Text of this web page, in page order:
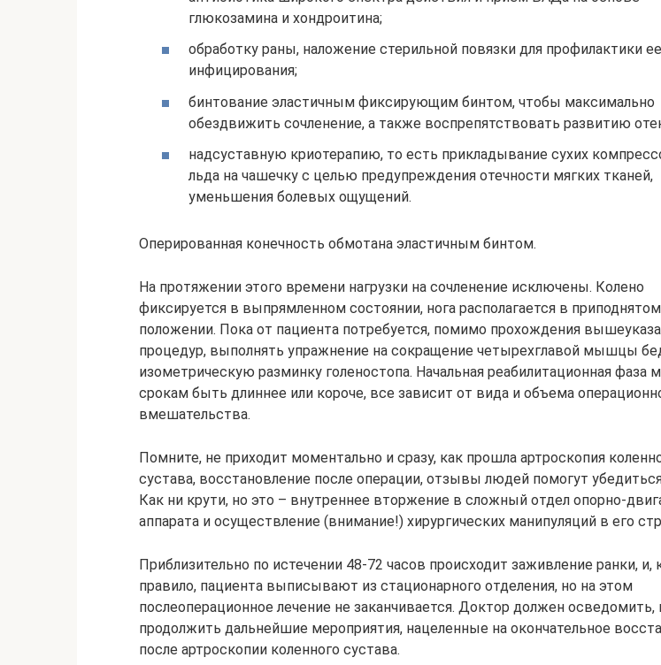
глюкозамина и хондроитина;
обработку раны, наложение стерильной повязки для профилактики ее
инфицирования;
бинтование эластичным фиксирующим бинтом, чтобы максимально
обездвижить сочленение, а также воспрепятствовать развитию
надсуставную криотерапию, то есть прикладывание сухих
льда на чашечку с целью предупреждения отечности мягких тканей,
уменьшения болевых ощущений.
Оперированная конечность обмотана эластичным бинтом.
На протяжении этого времени нагрузки на сочленение исключены. Колено
фиксируется в выпрямленном состоянии, нога располагается в приподнятом
положении. Пока от пациента потребуется, помимо прохождения
процедур, выполнять упражнение на сокращение четырехглавой мышцы
изометрическую разминку голеностопа. Начальная реабилитационная фаза
срокам быть длиннее или короче, все зависит от вида и объема
вмешательства.
Помните, не приходит моментально и сразу, как прошла артроскопия
сустава, восстановление после операции, отзывы людей помогут
Как ни крути, но это – внутреннее вторжение в сложный отдел опорно-
аппарата и осуществление (внимание!) хирургических манипуляций в его
Приблизительно по истечении 48-72 часов происходит заживление ранки, и,
правило, пациента выписывают из стационарного отделения, но на этом
послеоперационное лечение не заканчивается. Доктор должен осведомить,
продолжить дальнейшие мероприятия, нацеленные на окончательное
после артроскопии коленного сустава.